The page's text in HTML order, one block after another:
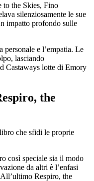
to the Skies, Fino
silenziosamente le sue
impatto profondo sulle
personale e l’empatia. Le
lasciando
Castaways lotte di Emory
the
che sfidi le proprie
così speciale sia il modo
da altri è l’enfasi
Respiro, the